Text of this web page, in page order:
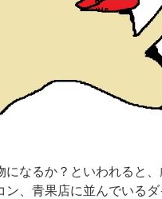
なるか？といわれると、
ン、青果店に並んでいる